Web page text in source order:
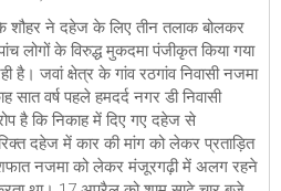
शौहर ने दहेज के लिए तीन तलाक बोलकर
लोगों के विरुद्ध मुकदमा पंजीकृत किया गया
जवां क्षेत्र के गांव रठगांव निवासी नजमा
वर्ष पहले हमदर्द नगर डी निवासी
है कि निकाह में दिए गए दहेज से
दहेज में कार की मांग को लेकर प्रताड़ित
नजमा को लेकर मंजूरगढ़ी में अलग रहने